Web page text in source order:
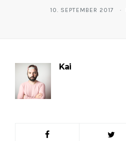
10. SEPTEMBER 2017
Kai